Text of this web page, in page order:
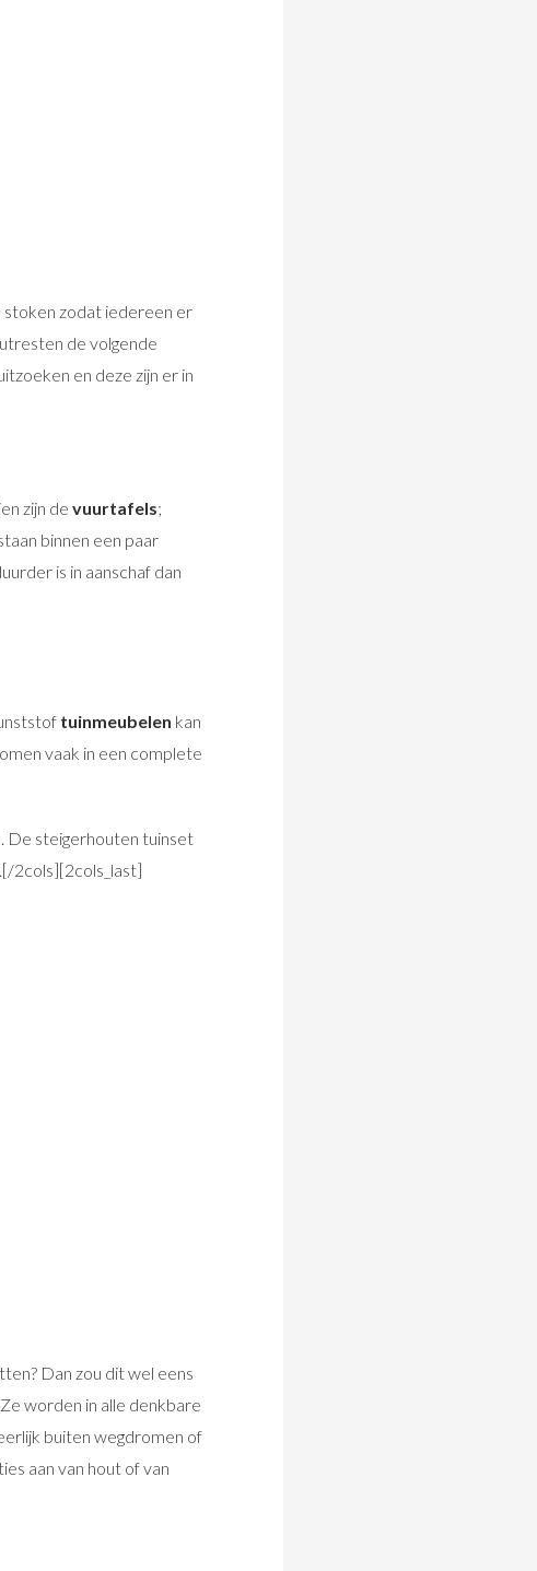
stoken zodat iedereen er
de volgende
en deze zijn er in
zijn de vuurtafels;
binnen een paar
is in aanschaf dan
tuinmeubelen kan
vaak in een complete
De steigerhouten tuinset
2cols][2cols_last]
Dan zou dit wel eens
worden in alle denkbare
buiten wegdromen of
aan van hout of van